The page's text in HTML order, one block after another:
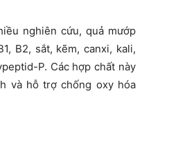
nghiên cứu, quả mướp
B2, sắt, kẽm, canxi, kali,
P. Các hợp chất này
và hỗ trợ chống oxy hóa